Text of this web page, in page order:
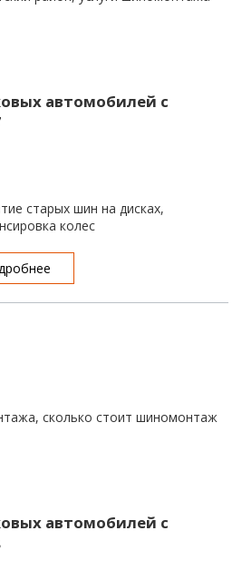
автомобилей с
старых шин на дисках,
колес
автомобилей с